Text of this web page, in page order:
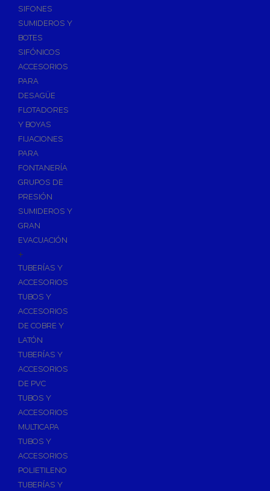
SIFONES
SUMIDEROS Y
BOTES
SIFÓNICOS
ACCESORIOS
PARA
DESAGÜE
FLOTADORES
Y BOYAS
FIJACIONES
PARA
FONTANERÍA
GRUPOS DE
PRESIÓN
SUMIDEROS Y
GRAN
EVACUACIÓN
+
TUBERÍAS Y
ACCESORIOS
TUBOS Y
ACCESORIOS
DE COBRE Y
LATÓN
TUBERÍAS Y
ACCESORIOS
DE PVC
TUBOS Y
ACCESORIOS
MULTICAPA
TUBOS Y
ACCESORIOS
POLIETILENO
TUBERÍAS Y